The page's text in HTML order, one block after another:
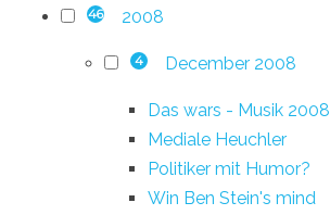
46 2008
4 December 2008
Das wars - Musik 2008
Mediale Heuchler
Politiker mit Humor?
Win Ben Stein's mind